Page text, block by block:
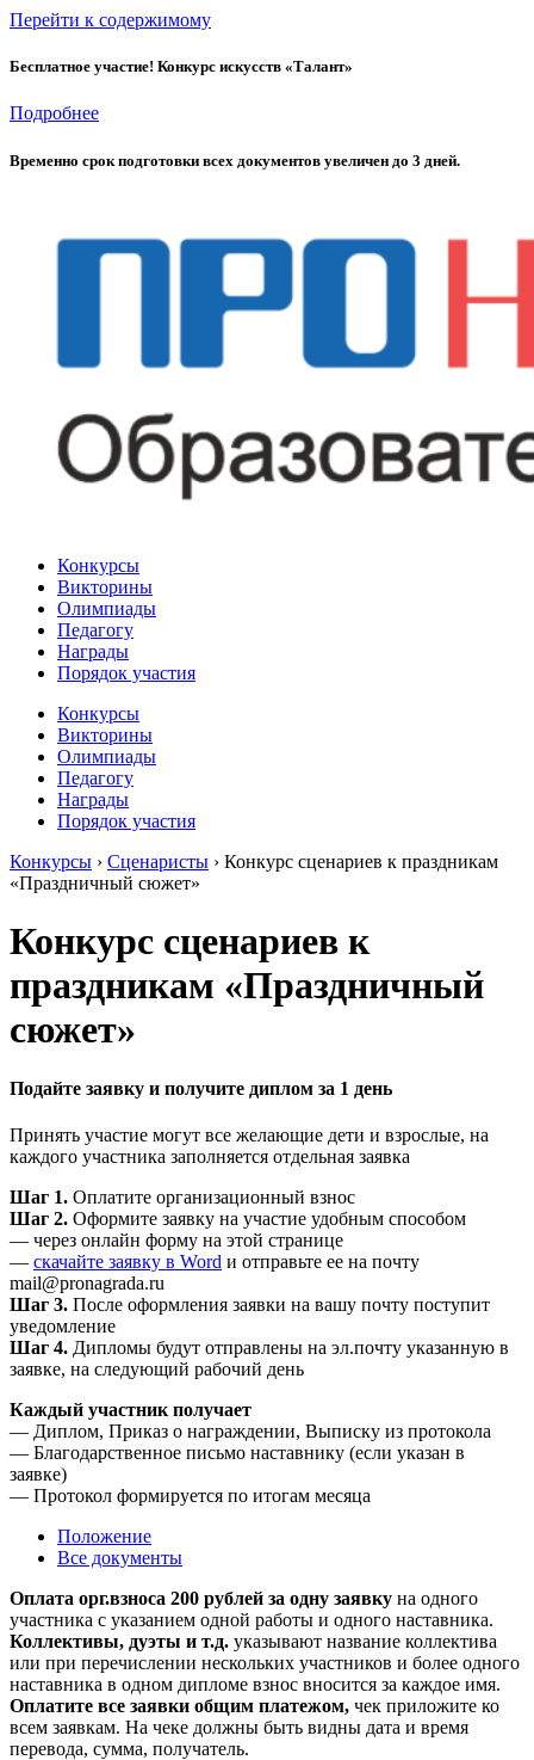
Перейти к содержимому
Бесплатное участие! Конкурс искусств «Талант»
Подробнее
Временно cрок подготовки всех документов увеличен до 3 дней.
Конкурсы
Викторины
Олимпиады
Педагогу
Награды
Порядок участия
Конкурсы
Викторины
Олимпиады
Педагогу
Награды
Порядок участия
Конкурсы › Сценаристы › Конкурс сценариев к праздникам
«Праздничный сюжет»
Конкурс сценариев к
праздникам «Праздничный
сюжет»
Подайте заявку и получите диплом за 1 день
Принять участие могут все желающие дети и взрослые, на
каждого участника заполняется отдельная заявка
Шаг 1. Оплатите организационный взнос
Шаг 2. Оформите заявку на участие удобным способом
— через онлайн форму на этой странице
— скачайте заявку в Word и отправьте ее на почту
mail@pronagrada.ru
Шаг 3. После оформления заявки на вашу почту поступит
уведомление
Шаг 4. Дипломы будут отправлены на эл.почту указанную в
заявке, на следующий рабочий день
Каждый участник получает
— Диплом, Приказ о награждении, Выписку из протокола
— Благодарственное письмо наставнику (если указан в
заявке)
— Протокол формируется по итогам месяца
Положение
Все документы
Оплата орг.взноса 200 рублей за одну заявку на одного
участника с указанием одной работы и одного наставника.
Коллективы, дуэты и т.д. указывают название коллектива
или при перечислении нескольких участников и более одного
наставника в одном дипломе взнос вносится за каждое имя.
Оплатите все заявки общим платежом, чек приложите ко
всем заявкам. На чеке должны быть видны дата и время
перевода, сумма, получатель.